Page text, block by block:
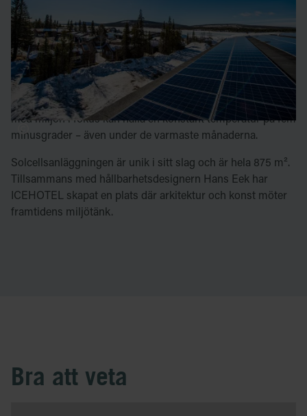
ICEHOTEL 365 kombinerar skönheten i isskulpturer
med toppmodern hållbarhetsteknik.
Mellan maj och juli, under midnattssolens magiska årstid,
fångar solpaneler upp det oavbrutna dagsljuset och
omvandlar det till energi som används för att kyla ner
ICEHOTEL 365 och vårt islager. Det gör att ICEHOTEL 365
med miljön i fokus kan hålla en konstant temperatur på fem
minusgrader – även under de varmaste månaderna.
Solcellsanläggningen är unik i sitt slag och är hela 875 m².
Tillsammans med hållbarhetsdesignern Hans Eek har
ICEHOTEL skapat en plats där arkitektur och konst möter
framtidens miljötänk.
Bra att veta